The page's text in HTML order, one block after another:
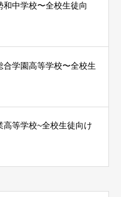
和中学校〜全校生徒向
合学園高等学校〜全校生
高等学校~全校生徒向け